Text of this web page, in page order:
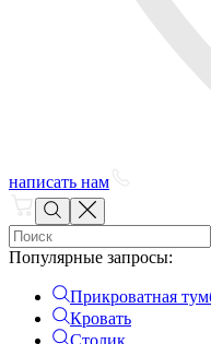
написать нам
Популярные запросы:
Прикроватная
Кровать
Столик